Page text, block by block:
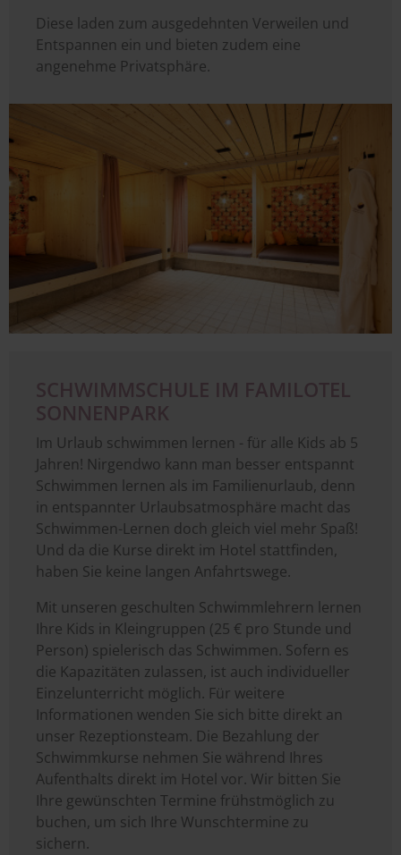
Diese laden zum ausgedehnten Verweilen und
Entspannen ein und bieten zudem eine
angenehme Privatsphäre.
SCHWIMMSCHULE IM FAMILOTEL
SONNENPARK
Im Urlaub schwimmen lernen - für alle Kids ab 5
Jahren! Nirgendwo kann man besser entspannt
Schwimmen lernen als im Familienurlaub, denn
in entspannter Urlaubsatmosphäre macht das
Schwimmen-Lernen doch gleich viel mehr Spaß!
Und da die Kurse direkt im Hotel stattfinden,
haben Sie keine langen Anfahrtswege.
Mit unseren geschulten Schwimmlehrern lernen
Ihre Kids in Kleingruppen (25 € pro Stunde und
Person) spielerisch das Schwimmen. Sofern es
die Kapazitäten zulassen, ist auch individueller
Einzelunterricht möglich. Für weitere
Informationen wenden Sie sich bitte direkt an
unser Rezeptionsteam. Die Bezahlung der
Schwimmkurse nehmen Sie während Ihres
Aufenthalts direkt im Hotel vor. Wir bitten Sie
Ihre gewünschten Termine frühstmöglich zu
buchen, um sich Ihre Wunschtermine zu
sichern.